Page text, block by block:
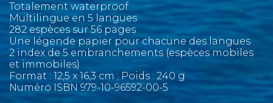
Totalement waterproof
Multilingue en 5 langues
282 espèces sur 56 pages
Une légende papier pour chacune des langues
2 index de 5 embranchements (espèces mobiles
et immobiles)
Format : 12,5 x 16,3 cm ; Poids : 240 g
Numéro ISBN 979-10-96592-00-5